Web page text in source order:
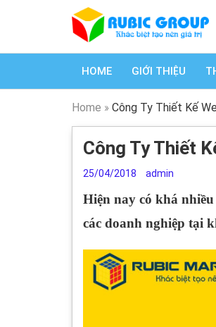
HOME GIỚI THIỆU
Home » Công Ty Thiết Kế
Công Ty Thiết
25/04/2018 admin
Hiện nay có khá
các doanh nghiệp tại